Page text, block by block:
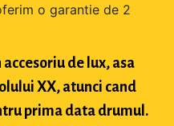
o garantie de 2
de lux, asa
XX, atunci cand
prima data drumul.